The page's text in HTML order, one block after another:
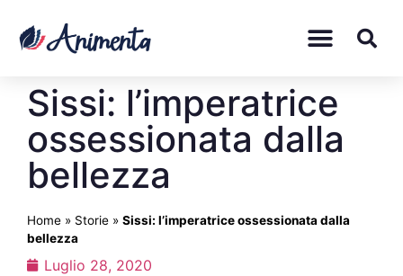
Sissi: l’imperatrice
ossessionata dalla
bellezza
Home » Storie » Sissi: l’imperatrice ossessionata dalla
bellezza
Luglio 28, 2020